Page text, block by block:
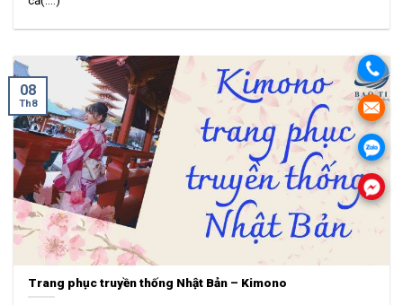
Trang phục truyền thống Nhật Bản – Kimono
08
Th8